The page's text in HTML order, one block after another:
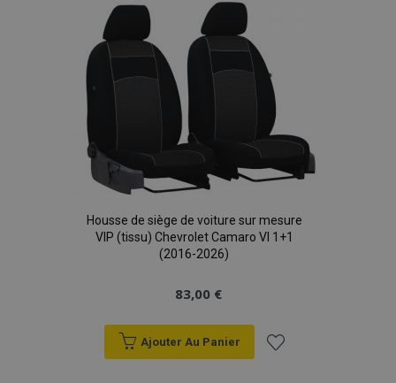
d'achats
Housse de siège de voiture sur mesure
VIP (tissu) Chevrolet Camaro VI 1+1
(2016-2026)
83,00 €
Ajouter Au Panier